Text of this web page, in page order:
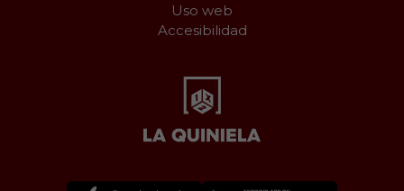
Uso web
Accesibilidad